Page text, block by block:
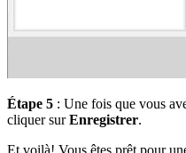
Étape 5 : Une fois que vous
cliquer surEnregistrer.
Et voilà! Vous êtes prêt pour